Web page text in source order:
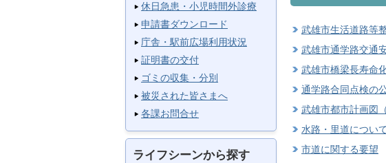
休日急患・小児時間外診療
申請書ダウンロード
庁舎・駅前広場利用状況
証明書の交付
ゴミの収集・分別
被災された皆さまへ
各課お問合せ
ライフシーンから探す
武雄市生活道路等
武雄市通学路交通
武雄市橋梁長寿命
通学路合同点検の
武雄市都市計画図
水路・里道につい
市道に関する要望